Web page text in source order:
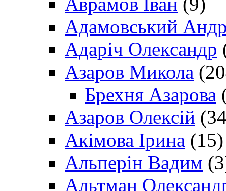
Адамовський
Адаріч Олександр
Азаров Микола
Брехня Азарова
Азаров Олексій
Акімова Ірина (15)
Альперін Вадим
Альтман